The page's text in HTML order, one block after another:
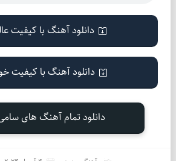
دانلود آهنگ با کیفیت عالی
دانلود آهنگ با کیفیت خوب
دانلود تمام آهنگ های